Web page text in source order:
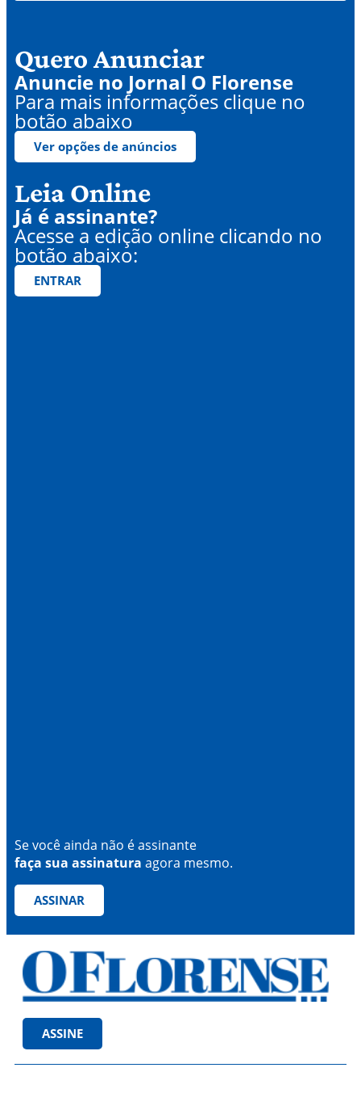
Quero Anunciar
Anuncie no Jornal O Florense
Para mais informações clique no
botão abaixo
Ver opções de anúncios
Leia Online
Já é assinante?
Acesse a edição online clicando no
botão abaixo:
ENTRAR
Se você ainda não é assinante
faça sua assinatura agora mesmo.
ASSINAR
ASSINE